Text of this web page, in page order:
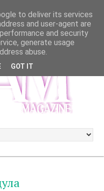
to deliver its services
and user-agent are
and security
generate usage
abuse.
GOT IT